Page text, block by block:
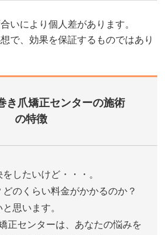
いにより個人差があります。
で、効果を保証するものではあり
き爪矯正センターの施術
の特徴
したいけど・・・。
のくらい料金がかかるのか？
思います。
正センターは、あなたの悩みを